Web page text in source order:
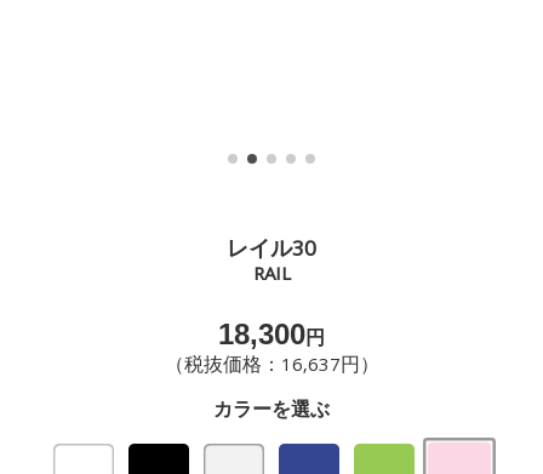
レイル30
RAIL
18,300円
（税抜価格：16,637円）
カラーを選ぶ